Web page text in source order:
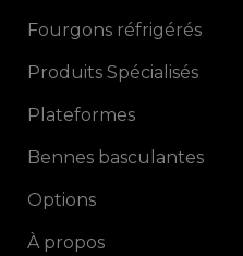
Fourgons réfrigérés
Produits Spécialisés
Plateformes
Bennes basculantes
Options
À propos